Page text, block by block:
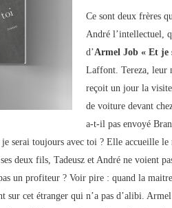
Ce sont deux frères
André l’intellectuel,
d’Armel Job « Et je
Laffont. Tereza, leur
reçoit un jour la
de voiture devant
a-t-il pas envoyé
serai toujours avec toi ? Elle accueille
deux fils, Tadeusz et André ne voient
un profiteur ? Voir pire : quand la
sur cet étranger qui n’a pas d’alibi.